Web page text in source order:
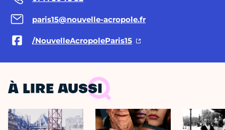
paris15@nouvelle-acropole.fr
/NouvelleAcropoleParis15
À LIRE AUSSI